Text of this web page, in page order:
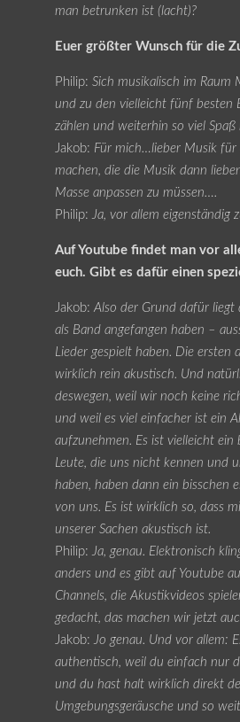
man betrunken ist (lacht)?
Euer größter Wunsch für die
Philip: Sich musikalisch im Raum
und zu den vielleicht fünf besten
zählen und weiterhin so viel
Jakob: Für mich…lieber Musik für
machen, die die Musik dann
Masse anpassen zu müssen….
Philip: Ja, vor allem eigenständig
Auf Youtube findet man vor
euch. Gibt es dafür einen
Jakob: Also der Grund dafür liegt
als Band angefangen haben –
Lieder gespielt haben. Die ersten
wirklich rein akustisch. Und
deswegen, weil wir noch keine
und weil es viel einfacher ist ein
aufzunehmen. Es ist vielleicht ein
Leute, die uns nicht kennen und
haben, haben dann ein bisschen
von uns. Es ist wirklich so, dass
unserer Sachen akustisch ist.
Philip: Ja, genau. Elektronisch
anders und es gibt auf Youtube
Channels, die Akustikvideos
gedacht, das machen wir jetzt
Jakob: Jo genau. Und vor allem:
authentisch, weil du einfach nur
und du hast halt wirklich direkt
Umgebungsgeräusche und so